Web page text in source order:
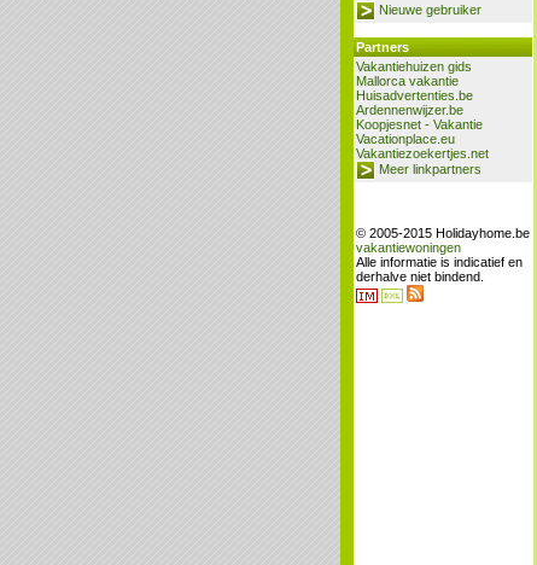
Nieuwe gebruiker
Partners
Vakantiehuizen gids
Mallorca vakantie
Huisadvertenties.be
Ardennenwijzer.be
Koopjesnet - Vakantie
Vacationplace.eu
Vakantiezoekertjes.net
Meer linkpartners
© 2005-2015 Holidayhome.be
vakantiewoningen
Alle informatie is indicatief en
derhalve niet bindend.